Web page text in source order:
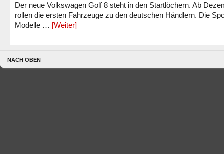
Der neue Volkswagen Golf 8 steht in den Startlöchern. Ab
rollen die ersten Fahrzeuge zu den deutschen Händlern. Die
Modelle … [Weiter]
NACH OBEN